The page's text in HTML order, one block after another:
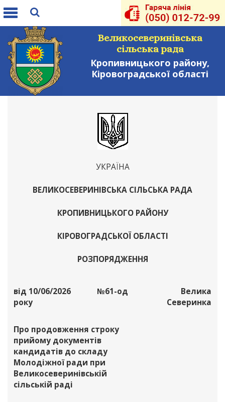
Toggle
Великосеверинівська
сільська рада
Кропивницького району,
Кіровоградської області
УКРАЇНА
ВЕЛИКОСЕВЕРИНІВСЬКА СІЛЬСЬКА РАДА
КРОПИВНИЦЬКОГО РАЙОНУ
КІРОВОГРАДСЬКОЇ ОБЛАСТІ
РОЗПОРЯДЖЕННЯ
від 10/06/2026
року
№61-од
Велика
Северинка
Про продовження строку
прийому документів
кандидатів до складу
Молодіжної ради при
Великосеверинівській
сільській раді